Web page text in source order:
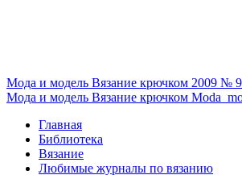
Мода и модель Вязание крючком 2009 № 9
Мода и модель Вязание крючком
Главная
Библиотека
Вязание
Любимые журналы по вязанию